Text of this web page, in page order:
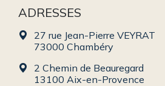
ADRESSES
27 rue Jean-Pierre VEYRAT
73000 Chambéry
2 Chemin de Beauregard
13100 Aix-en-Provence